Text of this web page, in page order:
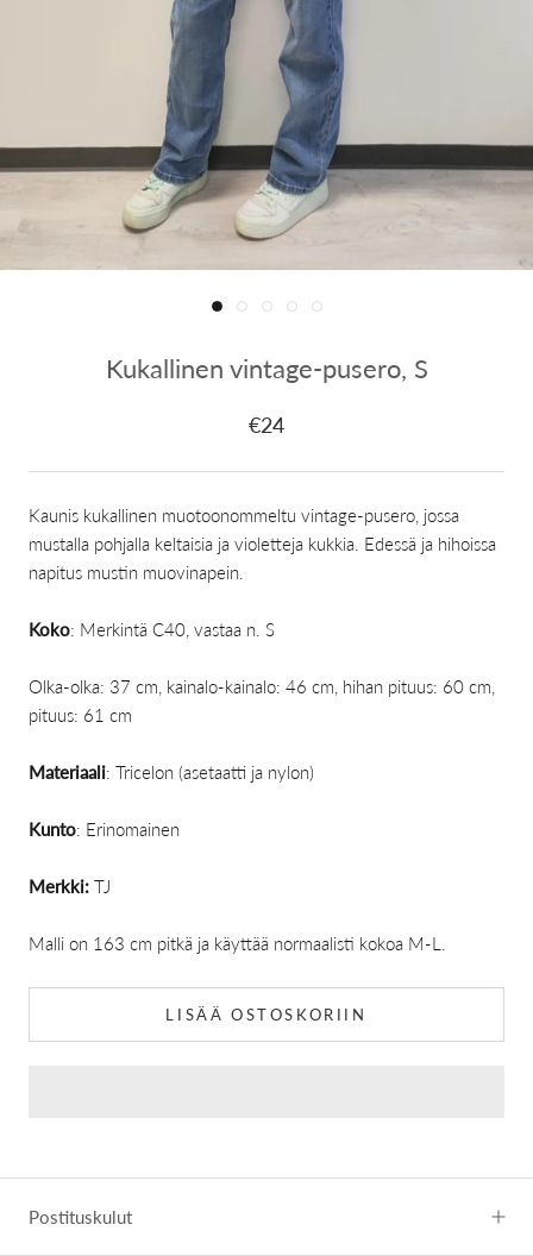
Kukallinen vintage-pusero, S
€24
Kaunis kukallinen muotoonommeltu vintage-pusero, jossa
mustalla pohjalla keltaisia ja violetteja kukkia. Edessä ja hihoissa
napitus mustin muovinapein.
Koko: Merkintä C40, vastaa n. S
Olka-olka: 37 cm, kainalo-kainalo: 46 cm, hihan pituus: 60 cm,
pituus: 61 cm
Materiaali: Tricelon (asetaatti ja nylon)
Kunto: Erinomainen
Merkki: TJ
Malli on 163 cm pitkä ja käyttää normaalisti kokoa M-L.
LISÄÄ OSTOSKORIIN
Postituskulut